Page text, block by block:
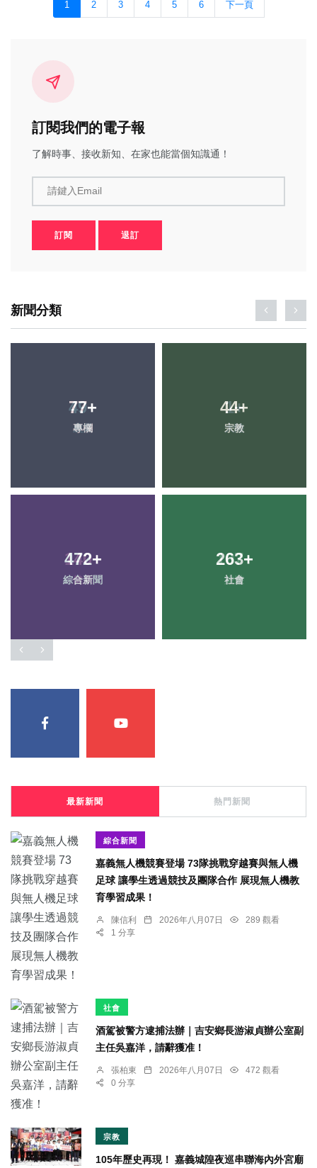
1 2 3 4 5 6 下一頁
訂閱我們的電子報
了解時事、接收新知、在家也能當個知識通！
請鍵入Email
訂閱 退訂
新聞分類
77+
專欄
44+
宗教
472+
綜合新聞
263+
社會
最新新聞 熱門新聞
綜合新聞
嘉義無人機競賽登場 73隊挑戰穿越賽與無人機
足球 讓學生透過競技及團隊合作 展現無人機教
育學習成果！
陳信利 2026年八月07日
289 觀看
1 分享
社會
酒駕被警方逮捕法辦｜吉安鄉長游淑貞辦公室副
主任吳嘉洋，請辭獲准！
張柏東 2026年八月07日
472 觀看
0 分享
宗教
105年歷史再現！ 嘉義城隍夜巡串聯海內外宮廟